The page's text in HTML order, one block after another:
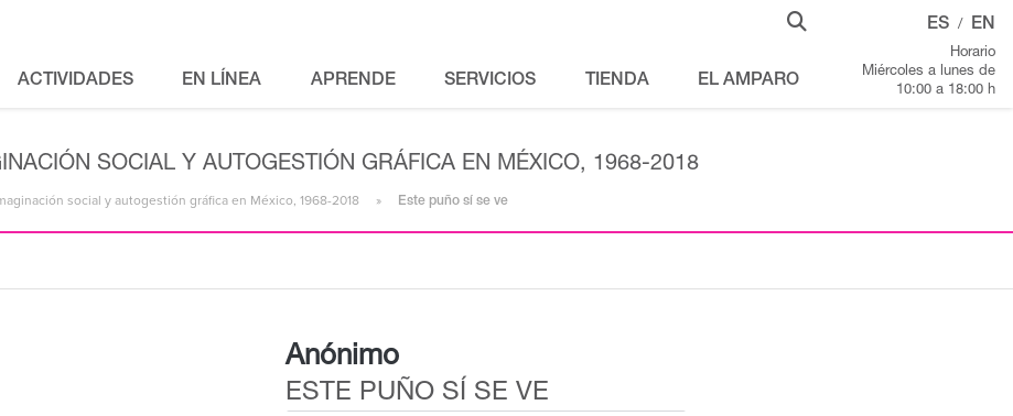
ACTIVIDADES EN LÍNEA APRENDE SERVICIOS TIENDA EL AMPARO
ES / EN
Horario
Miércoles a lunes de
10:00 a 18:00 h
SOCIAL Y AUTOGESTIÓN GRÁFICA EN MÉXICO, 1968-2018
social y autogestión gráfica en México, 1968-2018 Este puño sí se ve
Anónimo
ESTE PUÑO SÍ SE VE